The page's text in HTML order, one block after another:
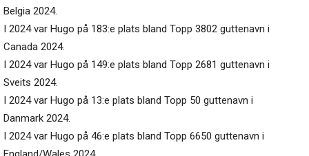
Belgia 2024.
I 2024 var Hugo på 183:e plats bland Topp 3802 guttenavn i
Canada 2024.
I 2024 var Hugo på 149:e plats bland Topp 2681 guttenavn i
Sveits 2024.
I 2024 var Hugo på 13:e plats bland Topp 50 guttenavn i
Danmark 2024.
I 2024 var Hugo på 46:e plats bland Topp 6650 guttenavn i